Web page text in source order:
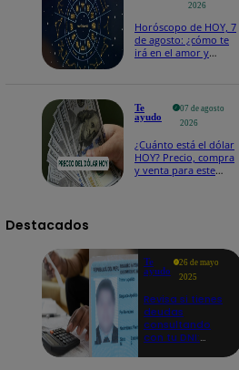
2026
Horóscopo de HOY, 7
de agosto: ¿cómo te
irá en el amor y
Te
ayudo
07 de agosto
2026
¿Cuánto está el dólar
HOY? Precio, compra
y venta para este
Destacados
Te
ayudo
26 de mayo
2025
Revisa si tienes
deudas
consultando
con tu DNI: